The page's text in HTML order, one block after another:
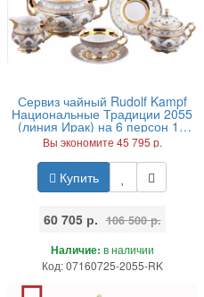
Сервиз чайный Rudolf Kampf
Национальные Традиции 2055
(линия Ирак) на 6 персон 15
предметов 0,2 л
Вы экономите 45 795 р.
Купить
60 705 р. 106 500 р.
Наличие: в наличии
Код: 07160725-2055-RK